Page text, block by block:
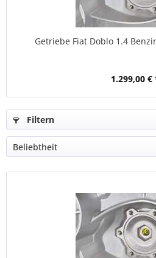
Getriebe Fiat Doblo 1.4
1.299,00 €
Filtern